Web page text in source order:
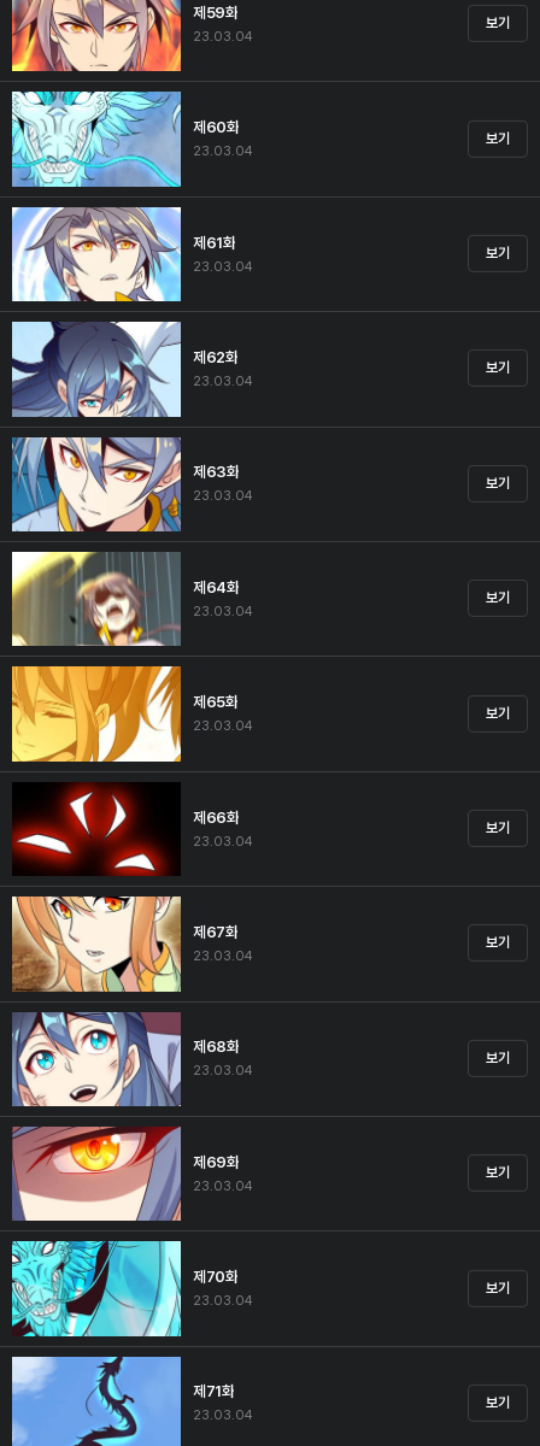
제59화
23.03.04
보기
제60화
23.03.04
보기
제61화
23.03.04
보기
제62화
23.03.04
보기
제63화
23.03.04
보기
제64화
23.03.04
보기
제65화
23.03.04
보기
제66화
23.03.04
보기
제67화
23.03.04
보기
제68화
23.03.04
보기
제69화
23.03.04
보기
제70화
23.03.04
보기
제71화
23.03.04
보기